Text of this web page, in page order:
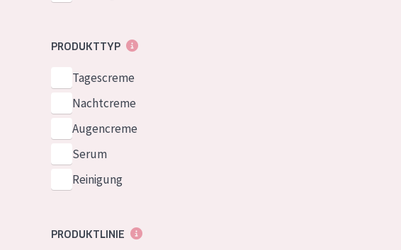
PRODUKTTYP
Tagescreme
Nachtcreme
Augencreme
Serum
Reinigung
PRODUKTLINIE